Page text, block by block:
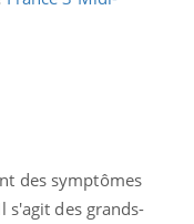
des symptômes
s'agit des grands-